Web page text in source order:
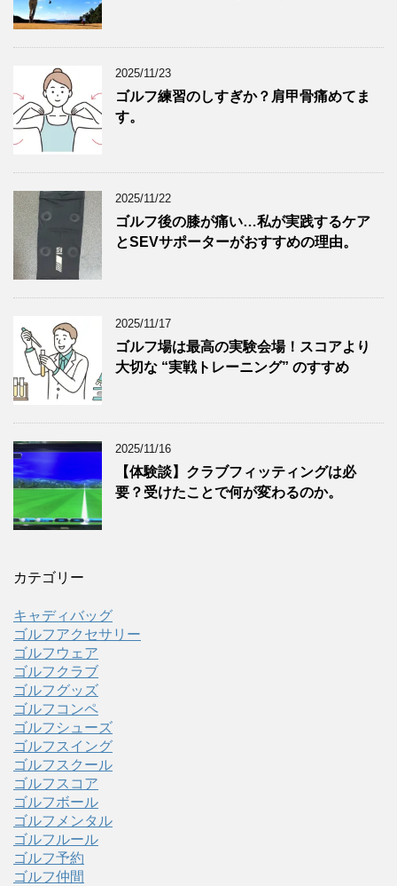
2025/11/23
ゴルフ練習のしすぎか？肩甲骨痛めてま
す。
2025/11/22
ゴルフ後の膝が痛い…私が実践するケア
とSEVサポーターがおすすめの理由。
2025/11/17
ゴルフ場は最高の実験会場！スコアより
大切な “実戦トレーニング” のすすめ
2025/11/16
【体験談】クラブフィッティングは必
要？受けたことで何が変わるのか。
カテゴリー
キャディバッグ
ゴルフアクセサリー
ゴルフウェア
ゴルフクラブ
ゴルフグッズ
ゴルフコンペ
ゴルフシューズ
ゴルフスイング
ゴルフスクール
ゴルフスコア
ゴルフボール
ゴルフメンタル
ゴルフルール
ゴルフ予約
ゴルフ仲間